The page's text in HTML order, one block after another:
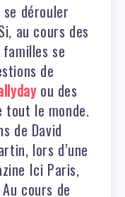
dérouler
au cours des
se
de
ou des
tout le monde.
de David
lors d’une
Ici Paris,
cours de